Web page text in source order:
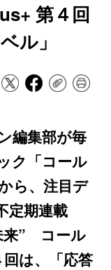
第４回
ル」
編集部が毎
ク「コール
ら、注目デ
定期連載
来” コール
は、「応答